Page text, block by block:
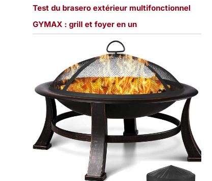
Test du brasero extérieur multifonctionnel
GYMAX : grill et foyer en un